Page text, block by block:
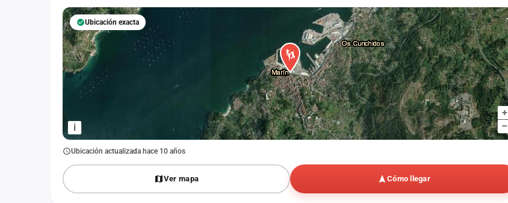
+
–
i
Ubicación exacta
Ubicación actualizada hace 10 años
Ver mapa Cómo llegar
Iniciar sesión
Crear cuenta
Administración